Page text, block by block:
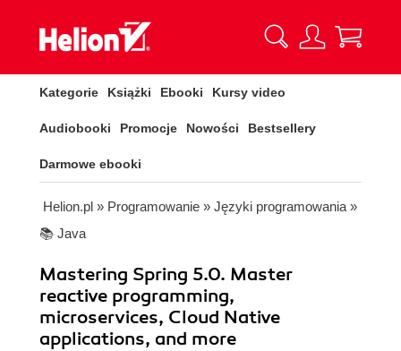
Kategorie Książki Ebooki Kursy video
Audiobooki Promocje Nowości Bestsellery
Darmowe ebooki
Helion.pl » Programowanie » Języki programowania »
📚 Java
Mastering Spring 5.0. Master
reactive programming,
microservices, Cloud Native
applications, and more